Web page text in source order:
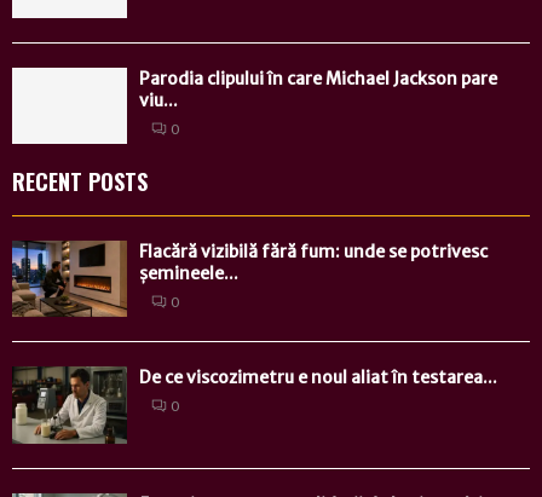
Parodia clipului în care Michael Jackson pare
viu...
0
RECENT POSTS
Flacără vizibilă fără fum: unde se potrivesc
șemineele...
0
De ce viscozimetru e noul aliat în testarea...
0